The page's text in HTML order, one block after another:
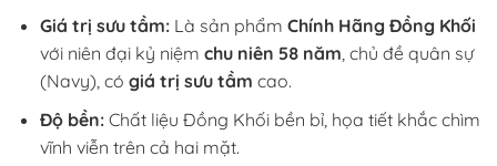
Giá trị sưu tầm:Là sản phẩm Chính Hãng Đồng Khối
với niên đại kỷ niệm chu niên 58 năm , chủ đề quân sự
(Navy), có giá trị sưu tầm cao.
Độ bền:Chất liệu Đồng Khối bền bỉ, họa tiết khắc chìm
vĩnh viễn trên cả hai mặt.